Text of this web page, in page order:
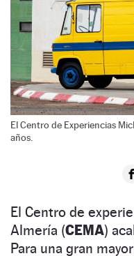
El Centro de Experiencias
años.
El Centro de
Almería (CEMA)
Para una gran